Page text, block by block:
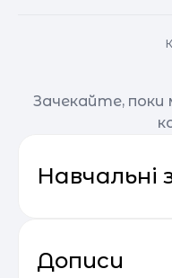
Зачекайте,
Навчальні
Дописи